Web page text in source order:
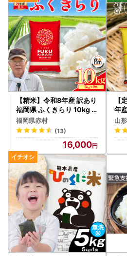
【精米】令和8年産 訳あり
福岡県 ふくきらり 10kg
精米 白米 (品番:3X4)
福岡県赤村
(13)
16,000
【
年
1袋
栽
目
コ
発
き
山